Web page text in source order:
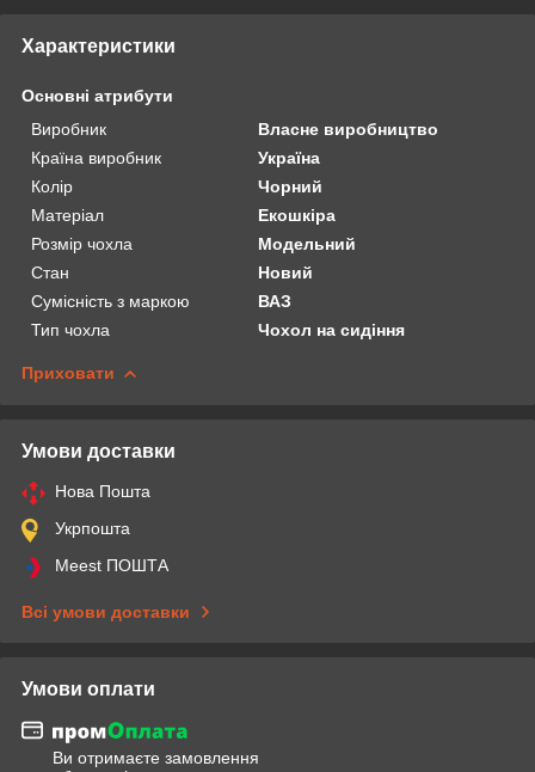
Характеристики
Основні атрибути
Виробник
Власне виробництво
Країна виробник
Україна
Колір
Чорний
Матеріал
Екошкіра
Розмір чохла
Модельний
Стан
Новий
Сумісність з маркою
ВАЗ
Тип чохла
Чохол на сидіння
Приховати
Умови доставки
Нова Пошта
Укрпошта
Meest ПОШТА
Всі умови доставки
Умови оплати
Ви отримаєте замовлення